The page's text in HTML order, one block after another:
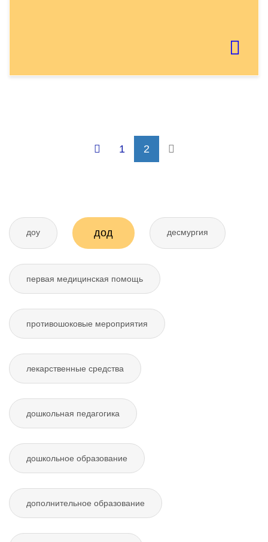
1 2
доу дод десмургия
первая медицинская помощь
противошоковые мероприятия
лекарственные средства
дошкольная педагогика
дошкольное образование
дополнительное образование